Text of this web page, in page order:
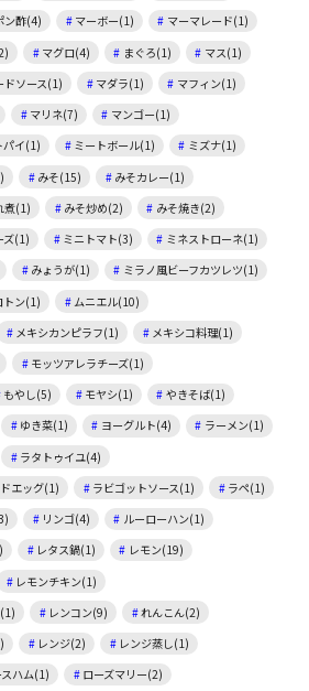
ン酢(4) マーボー(1)
マーマレード(1)
マグロ(4) まぐろ(1)
マス(1)
ドソース(1) マダラ(1)
マフィン(1)
マリネ(7)
マンゴー(1)
パイ(1) ミートボール(1)
ミズナ(1)
みそ(15)
みそカレー(1)
煮(1) みそ炒め(2)
みそ焼き(2)
ズ(1) ミニトマト(3)
ミネストローネ(1)
みょうが(1)
ミラノ風ビーフカツレツ(1)
トン(1)
ムニエル(10)
メキシカンピラフ(1)
メキシコ料理(1)
モッツアレラチーズ(1)
もやし(5) モヤシ(1)
やきそば(1)
ゆき菜(1) ヨーグルト(4)
ラーメン(1)
ラタトゥイユ(4)
エッグ(1)
ラビゴットソース(1)
ラペ(1)
リンゴ(4)
ルーローハン(1)
レタス鍋(1)
レモン(19)
レモンチキン(1)
レンコン(9)
れんこん(2)
レンジ(2)
レンジ蒸し(1)
スハム(1)
ローズマリー(2)